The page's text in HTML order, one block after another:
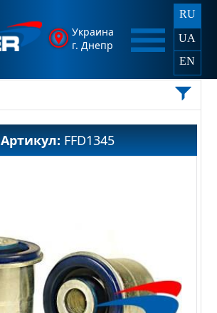
Украина
г. Днепр
RU
UA
EN
Артикул:FFD1345